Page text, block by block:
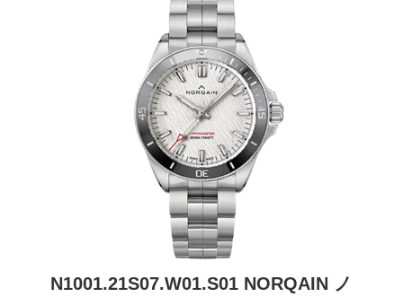
N1001.21S07.W01.S01 NORQAIN ノ